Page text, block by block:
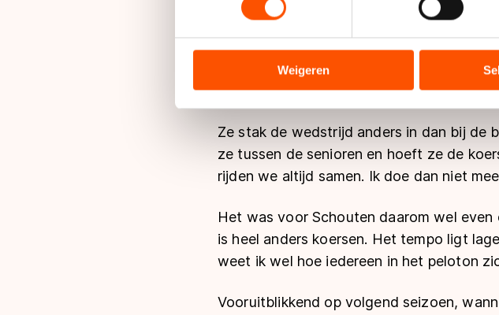
analyseren. We delen informatie over uw gebruik van
analyse. Zij kunnen deze combineren met andere
hun services. Sommige partners kunnen gegevens
adequaat beschermingsniveau geldt volgens de
Meer informatie vindt u in ons
cookiebeleid
Weigeren
een titel was ik niet blij geweest."
Omdat Schouten op voorhand ook al de
hoge eisen aan zichzelf. "Ik wilde alle
het daarmee wel zwaar voor mezelf."
Ze stak de wedstrijd anders in dan bij de
ze tussen de senioren en hoeft ze de
rijden we altijd samen. Ik doe dan niet
Het was voor Schouten daarom wel
is heel anders koersen. Het tempo ligt
weet ik wel hoe iedereen in het peloton
Vooruitblikkend op volgend seizoen,